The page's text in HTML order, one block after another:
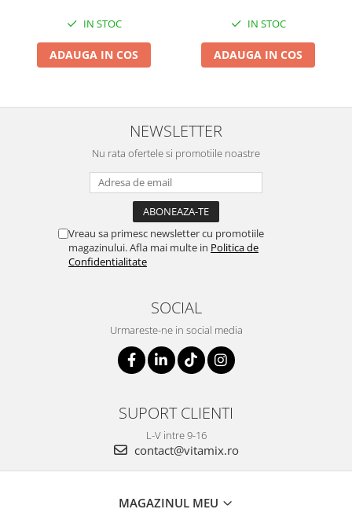
IN STOC
ADAUGA IN COS
IN STOC
ADAUGA IN COS
NEWSLETTER
Nu rata ofertele si promotiile noastre
Vreau sa primesc newsletter cu promotiile
magazinului. Afla mai multe in Politica de
Confidentialitate
SOCIAL
Urmareste-ne in social media
SUPORT CLIENTI
L-V intre 9-16
contact@vitamix.ro
MAGAZINUL MEU